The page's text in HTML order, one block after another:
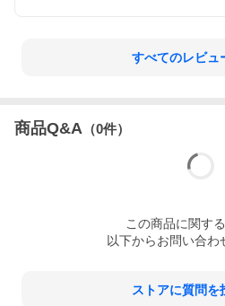
はみ出ないくらいのサイズがおすす
用します。
1. Dailyを1本手に取り、火をつけます
3. 炎が落ち着いたらそっと置きます
すべてのレビュ
商品Q&A （0件）
この商品に関す
以下からお問い合わ
ストアに質問を